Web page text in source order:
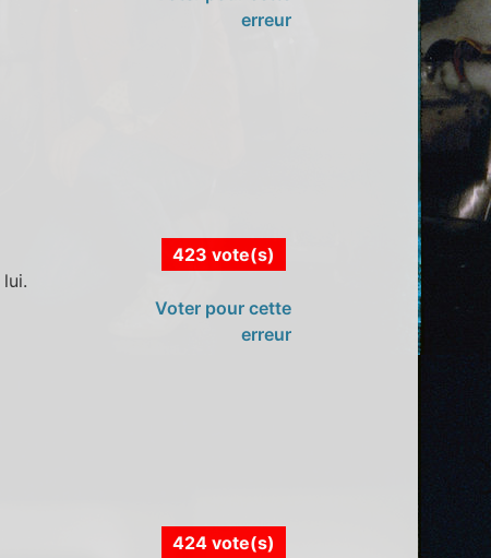
erreur
423 vote(s)
Voter pour cette
erreur
424 vote(s)